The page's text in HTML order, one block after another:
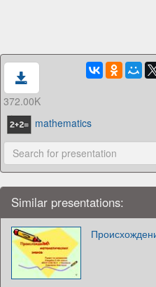
372.00K
mathematics
Similar presentations: